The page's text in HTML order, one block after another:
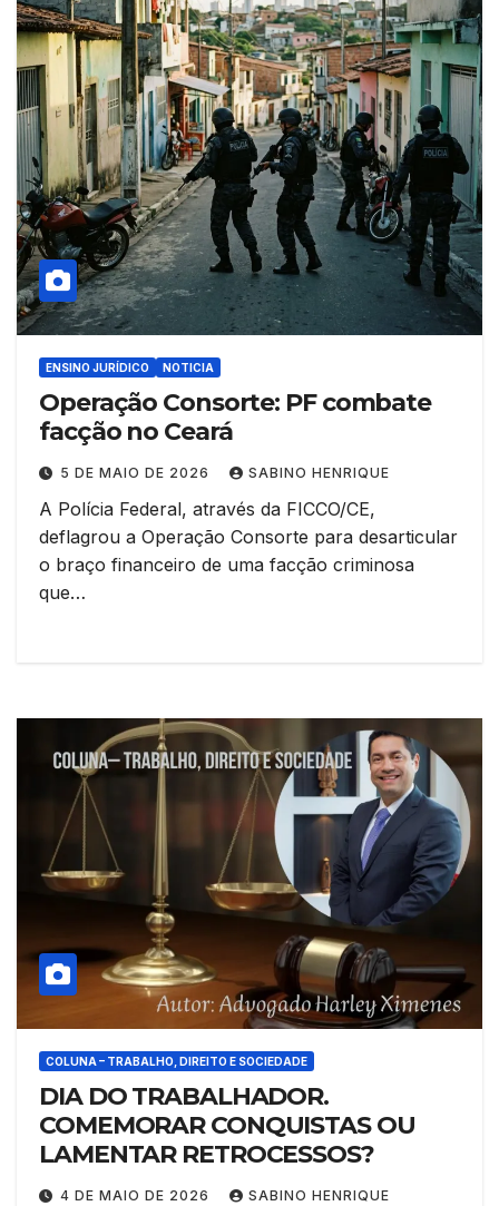
ENSINO JURÍDICO NOTICIA
Operação Consorte: PF combate
facção no Ceará
5 DE MAIO DE 2026 SABINO HENRIQUE
A Polícia Federal, através da FICCO/CE,
deflagrou a Operação Consorte para desarticular
o braço financeiro de uma facção criminosa
que…
COLUNA – TRABALHO, DIREITO E SOCIEDADE
DIA DO TRABALHADOR.
COMEMORAR CONQUISTAS OU
LAMENTAR RETROCESSOS?
4 DE MAIO DE 2026 SABINO HENRIQUE